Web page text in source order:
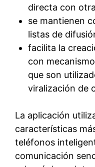
directa con
se mantienen
listas de
facilita la
con
que son
viralización de
La aplicación
características
teléfonos
comunicación